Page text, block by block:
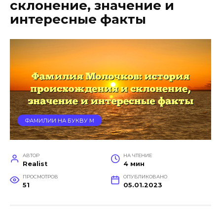
склонение, значение и
интересные факты
ФАМИЛИИ НА БУКВУ М
АВТОР
Realist
НА ЧТЕНИЕ
4 мин
ПРОСМОТРОВ
51
ОПУБЛИКОВАНО
05.01.2023